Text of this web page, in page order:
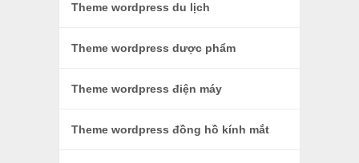
Theme wordpress du lịch
Theme wordpress dược phẩm
Theme wordpress điện máy
Theme wordpress đồng hồ kính mắt